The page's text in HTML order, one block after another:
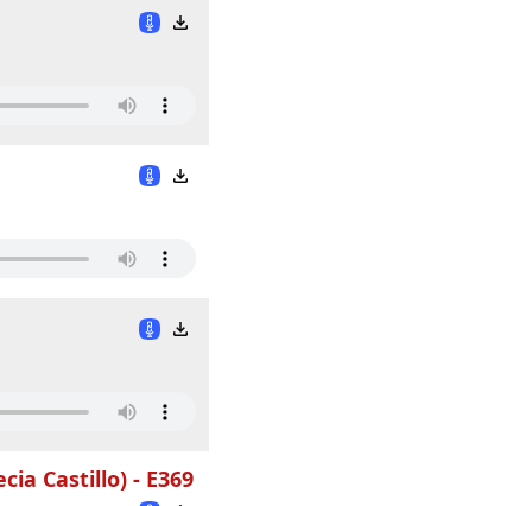
Castillo) - E369